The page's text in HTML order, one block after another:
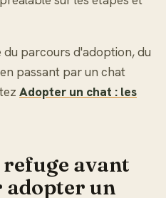
du parcours d'adoption, du
passant par un chat
Adopter un chat : les
avant
adopter un